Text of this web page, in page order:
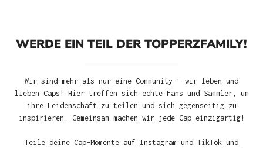
WERDE EIN TEIL DER TOPPERZFAMILY!
Wir sind mehr als nur eine Community – wir leben und
lieben Caps! Hier treffen sich echte Fans und Sammler, um
ihre Leidenschaft zu teilen und sich gegenseitig zu
inspirieren. Gemeinsam machen wir jede Cap einzigartig!
Teile deine Cap-Momente auf Instagram und TikTok und